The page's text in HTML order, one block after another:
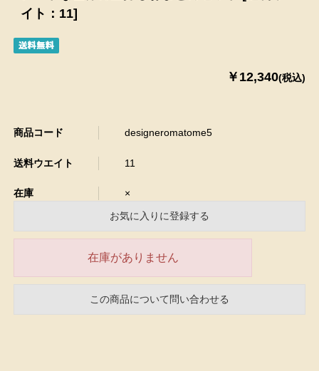
イト：11]
￥12,340(税込)
商品コード designeromatome5
送料ウエイト 11
在庫
×
お気に入りに登録する
在庫がありません
この商品について問い合わせる